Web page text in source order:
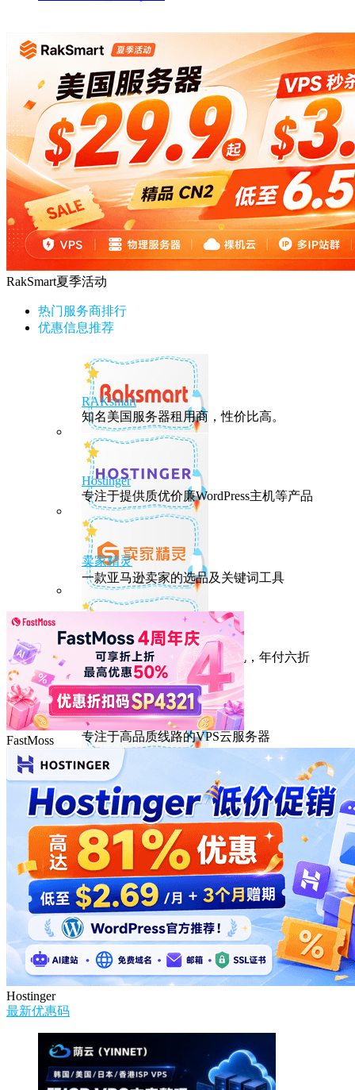
RakSmart夏季活动
热门服务商排行
优惠信息推荐
RAKsmart
知名美国服务器租用商，性价比高。
Hostinger
专注于提供质优价廉WordPress主机等产品
卖家精灵
一款亚马逊卖家的选品及关键词工具
HostEase
性能出众的高性价比美国主机，年付六折
DMIT
专注于高品质线路的VPS云服务器
FastMoss
Hostinger
最新优惠码